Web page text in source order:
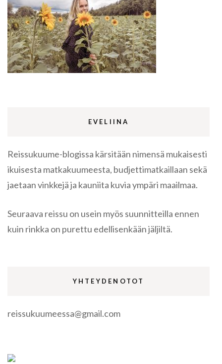
EVELIINA
Reissukuume-blogissa kärsitään nimensä mukaisesti
ikuisesta matkakuumeesta, budjettimatkaillaan sekä
jaetaan vinkkejä ja kauniita kuvia ympäri maailmaa.
Seuraava reissu on usein myös suunnitteilla ennen
kuin rinkka on purettu edellisenkään jäljiltä.
YHTEYDENOTOT
reissukuumeessa@gmail.com